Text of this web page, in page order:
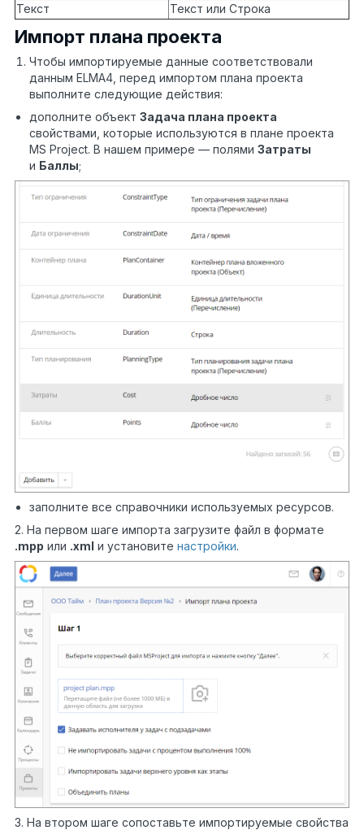
Текст
Текст или Строка
Импорт плана проекта
Чтобы импортируемые данные соответствовали
данным ELMA4, перед импортом плана проекта
выполните следующие действия:
дополните объект Задача плана проекта
свойствами, которые используются в плане проекта
MS Project. В нашем примере — полями Затраты
и Баллы;
заполните все справочники используемых ресурсов.
2. На первом шаге импорта загрузите файл в формате
.mpp или .xml и установите настройки.
3. На втором шаге сопоставьте импортируемые свойства